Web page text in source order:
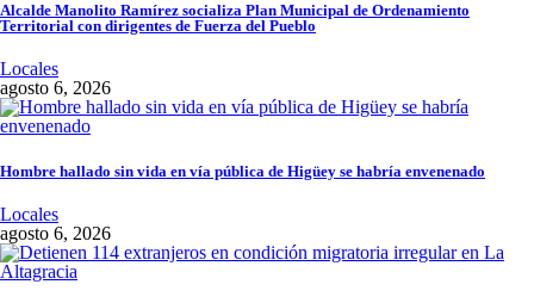
Alcalde Manolito Ramírez socializa Plan Municipal de Ordenamiento
Territorial con dirigentes de Fuerza del Pueblo
Locales
agosto 6, 2026
Hombre hallado sin vida en vía pública de Higüey se habría envenenado
Locales
agosto 6, 2026